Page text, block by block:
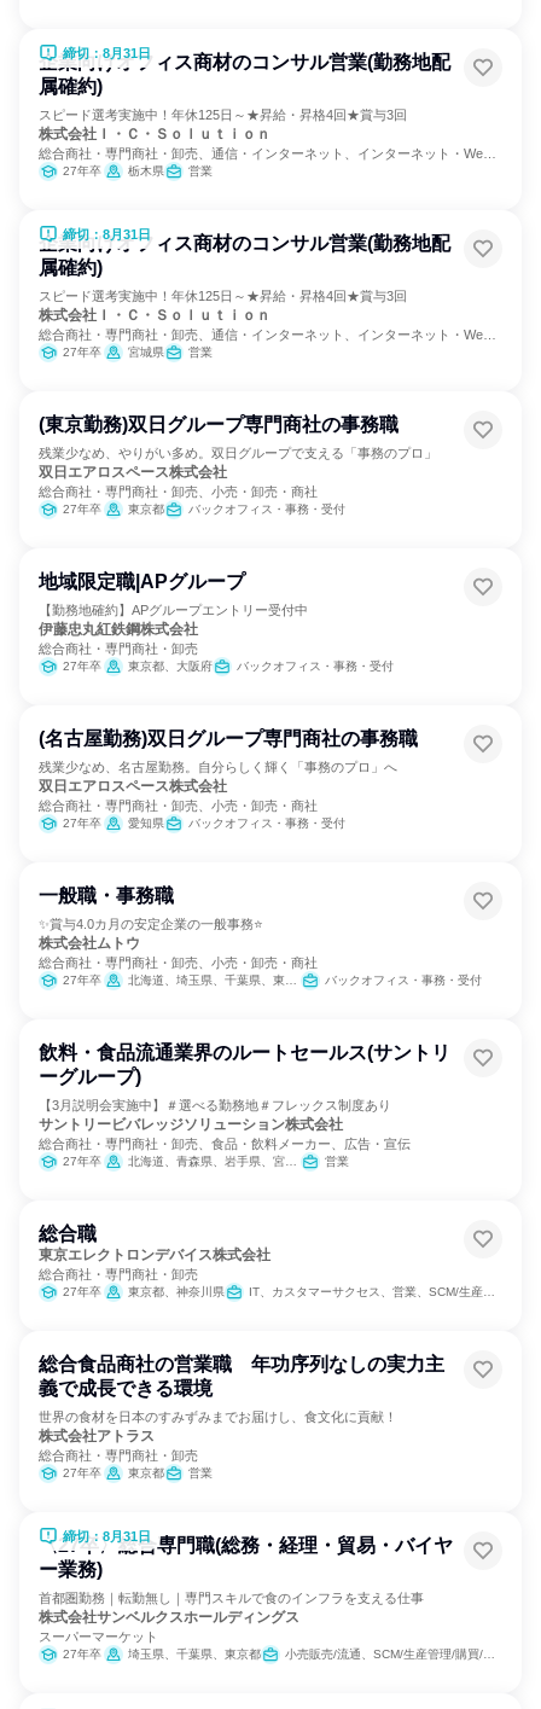
締切：8月31日
企業向けオフィス商材のコンサル営業(勤務地配
属確約)
スピード選考実施中！年休125日～★昇給・昇格4回★賞与3回
株式会社Ｉ・Ｃ・Ｓｏｌｕｔｉｏｎ
総合商社・専門商社・卸売、通信・インターネット、インターネット・Web
サービス
27年卒 栃木県 営業
締切：8月31日
企業向けオフィス商材のコンサル営業(勤務地配
属確約)
スピード選考実施中！年休125日～★昇給・昇格4回★賞与3回
株式会社Ｉ・Ｃ・Ｓｏｌｕｔｉｏｎ
総合商社・専門商社・卸売、通信・インターネット、インターネット・Web
サービス
27年卒 宮城県 営業
(東京勤務)双日グループ専門商社の事務職
残業少なめ、やりがい多め。双日グループで支える「事務のプロ」
双日エアロスペース株式会社
総合商社・専門商社・卸売、小売・卸売・商社
27年卒 東京都 バックオフィス・事務・受付
地域限定職|APグループ
【勤務地確約】APグループエントリー受付中
伊藤忠丸紅鉄鋼株式会社
総合商社・専門商社・卸売
27年卒 東京都、大阪府 バックオフィス・事務・受付
(名古屋勤務)双日グループ専門商社の事務職
残業少なめ、名古屋勤務。自分らしく輝く「事務のプロ」へ
双日エアロスペース株式会社
総合商社・専門商社・卸売、小売・卸売・商社
27年卒 愛知県 バックオフィス・事務・受付
一般職・事務職
✨賞与4.0カ月の安定企業の一般事務⭐
株式会社ムトウ
総合商社・専門商社・卸売、小売・卸売・商社
27年卒 北海道、埼玉県、千葉県、東京都、神奈川県、大阪府、福岡県 バックオフィス・事務・受付
飲料・食品流通業界のルートセールス(サントリ
ーグループ)
【3月説明会実施中】＃選べる勤務地＃フレックス制度あり
サントリービバレッジソリューション株式会社
総合商社・専門商社・卸売、食品・飲料メーカー、広告・宣伝
27年卒 北海道、青森県、岩手県、宮城県、秋田県、山形県、福島県、茨城県、栃木県、群馬県、埼玉県、千葉県、東京都、神奈川県、新潟県、富山県、石川県、福井県、山梨県、長野県、岐阜県、静岡県、愛知県、三重県、滋賀県、京都府、大阪府、兵庫県、奈良県、和歌山県、岡山県、広島県、山口県、徳島県、香川県、愛媛県、高知県、福岡県、佐賀県、長崎県、熊本県、大分県、宮崎県 営業
総合職
東京エレクトロンデバイス株式会社
総合商社・専門商社・卸売
27年卒 東京都、神奈川県 IT、カスタマーサクセス、営業、SCM/生産管理/購買/物流、経理/税務/財務、人事、総務、法務/知財、広報/IR、製造・生産工程
総合食品商社の営業職 年功序列なしの実力主
義で成長できる環境
世界の食材を日本のすみずみまでお届けし、食文化に貢献！
株式会社アトラス
総合商社・専門商社・卸売
27年卒 東京都 営業
締切：8月31日
〈27卒〉総合専門職(総務・経理・貿易・バイヤ
ー業務)
首都圏勤務｜転勤無し｜専門スキルで食のインフラを支える仕事
株式会社サンベルクスホールディングス
スーパーマーケット
27年卒 埼玉県、千葉県、東京都 小売販売/流通、SCM/生産管理/購買/物流、バックオフィス・事務・受付、総務、経営/事業企画